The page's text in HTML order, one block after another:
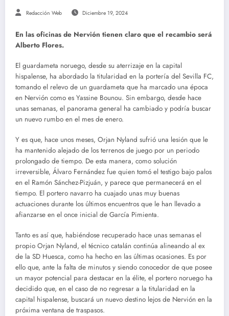
Redacción Web Diciembre 19, 2024
En las oficinas de Nervión tienen claro que el recambio será
Alberto Flores.
El guardameta noruego, desde su aterrizaje en la capital
hispalense, ha abordado la titularidad en la portería del Sevilla FC,
tomando el relevo de un guardameta que ha marcado una época
en Nervión como es Yassine Bounou. Sin embargo, desde hace
unas semanas, el panorama general ha cambiado y podría buscar
un nuevo rumbo en el mes de enero.
Y es que, hace unos meses, Orjan Nyland sufrió una lesión que le
ha mantenido alejado de los terrenos de juego por un periodo
prolongado de tiempo. De esta manera, como solución
irreversible, Álvaro Fernández fue quien tomó el testigo bajo palos
en el Ramón Sánchez-Pizjuán, y parece que permanecerá en el
tiempo. El portero navarro ha cuajado unas muy buenas
actuaciones durante los últimos encuentros que le han llevado a
afianzarse en el once inicial de García Pimienta.
Tanto es así que, habiéndose recuperado hace unas semanas el
propio Orjan Nyland, el técnico catalán continúa alineando al ex
de la SD Huesca, como ha hecho en las últimas ocasiones. Es por
ello que, ante la falta de minutos y siendo conocedor de que posee
un mayor potencial para destacar en la élite, el portero noruego ha
decidido que, en el caso de no regresar a la titularidad en la
capital hispalense, buscará un nuevo destino lejos de Nervión en la
próxima ventana de traspasos.